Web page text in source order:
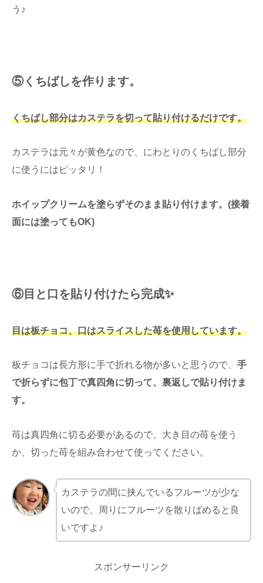
う♪
⑤くちばしを作ります。
くちばし部分はカステラを切って貼り付けるだけです。
カステラは元々が黄色なので、にわとりのくちばし部分
に使うにはピッタリ！
ホイップクリームを塗らずそのまま貼り付けます。(接着
面には塗ってもOK)
⑥目と口を貼り付けたら完成✨
目は板チョコ、口はスライスした苺を使用しています。
板チョコは長方形に手で折れる物が多いと思うので、 手
で折らずに包丁で真四角に切って、裏返しで貼り付けま
す。
苺は真四角に切る必要があるので、大き目の苺を使う
か、切った苺を組み合わせて使ってください。
カステラの間に挟んでいるフルーツが少な
いので、周りにフルーツを散りばめると良
いですよ♪
スポンサーリンク